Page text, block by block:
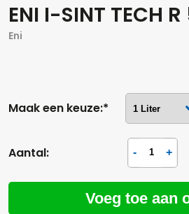
ENI I-SINT TECH
Eni
Maak een keuze:*
Aantal:
Voeg toe aan